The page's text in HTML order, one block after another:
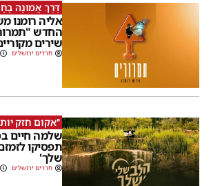
דֶּרֶךְ אֱמוּנָה
החדש
שירים
חרדים ירושלים
''אקום חזק
שלמה חיים
תפסיקו
שלך'
חרדים ירושלים